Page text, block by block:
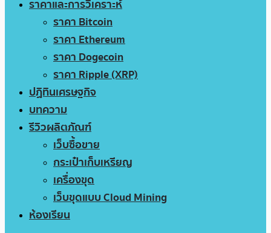
ราคาและการวิเคราะห์
ราคา Bitcoin
ราคา Ethereum
ราคา Dogecoin
ราคา Ripple (XRP)
ปฏิทินเศรษฐกิจ
บทความ
รีวิวผลิตภัณฑ์
เว็บซื้อขาย
กระเป๋าเก็บเหรียญ
เครื่องขุด
เว็บขุดแบบ Cloud Mining
ห้องเรียน